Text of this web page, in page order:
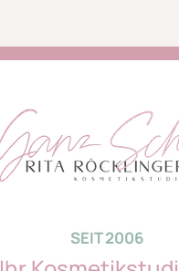
SEIT 2006